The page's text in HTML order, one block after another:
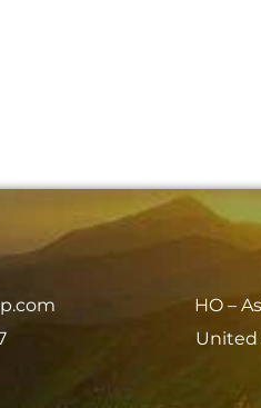
HO –
United